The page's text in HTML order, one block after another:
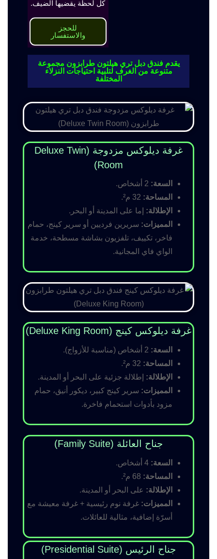
كل لحظة يقضيها الضيف.
للحجز
والاستفسار
يقدم فندق دبل تري هيلتون طرابزون مجموعة
متنوعة من الغرف لتلبية احتياجات النزلاء
المختلفة
غرفة ديلوكس مزدوجة (Deluxe Twin
Room)
السعة:
المساحة:
الإطلالة: إما على المدينة أو البحر.
المميزات: سريرين فرديين أو سرير كينج، حمام
فاخر، تكييف، تلفزيون بشاشة مسطحة، خدمة
الواي فاي المجانية.
غرفة ديلوكس كينج (Deluxe King Room)
السعة:
المساحة:
الإطلالة: إطلالة جزئية على البحر أو المدينة.
المميزات: سرير كينج كبير، ديكور أنيق، حمام
مزود بأدوات استحمام فاخرة.
جناح العائلة (Family Suite)
السعة:
المساحة:
الإطلالة: على البحر أو المدينة.
المميزات: غرفة نوم رئيسية + غرفة معيشة مع
أسرّة إضافية، مثالية للعائلات.
جناح الرئيس (Presidential Suite)